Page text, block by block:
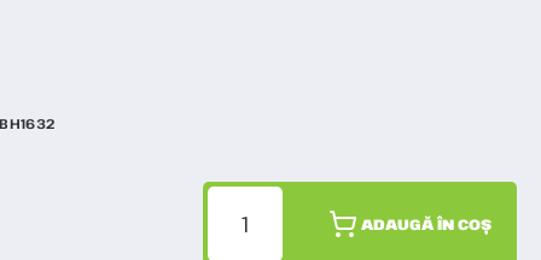
BH1632
ADAUGĂ ÎN COȘ